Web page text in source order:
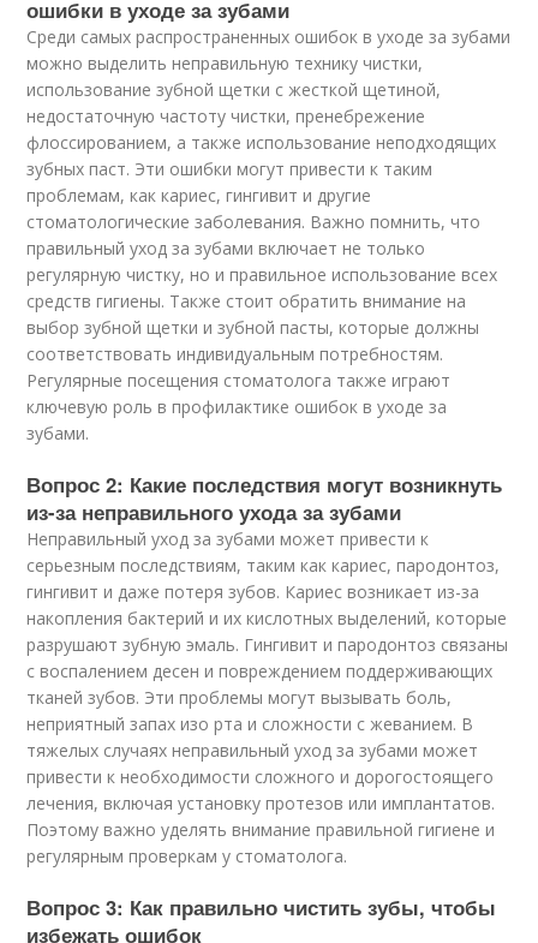
ошибки в уходе за зубами
Среди самых распространенных ошибок в уходе за зубами
можно выделить неправильную технику чистки,
использование зубной щетки с жесткой щетиной,
недостаточную частоту чистки, пренебрежение
флоссированием, а также использование неподходящих
зубных паст. Эти ошибки могут привести к таким
проблемам, как кариес, гингивит и другие
стоматологические заболевания. Важно помнить, что
правильный уход за зубами включает не только
регулярную чистку, но и правильное использование всех
средств гигиены. Также стоит обратить внимание на
выбор зубной щетки и зубной пасты, которые должны
соответствовать индивидуальным потребностям.
Регулярные посещения стоматолога также играют
ключевую роль в профилактике ошибок в уходе за
зубами.
Вопрос 2: Какие последствия могут возникнуть
из-за неправильного ухода за зубами
Неправильный уход за зубами может привести к
серьезным последствиям, таким как кариес, пародонтоз,
гингивит и даже потеря зубов. Кариес возникает из-за
накопления бактерий и их кислотных выделений, которые
разрушают зубную эмаль. Гингивит и пародонтоз связаны
с воспалением десен и повреждением поддерживающих
тканей зубов. Эти проблемы могут вызывать боль,
неприятный запах изо рта и сложности с жеванием. В
тяжелых случаях неправильный уход за зубами может
привести к необходимости сложного и дорогостоящего
лечения, включая установку протезов или имплантатов.
Поэтому важно уделять внимание правильной гигиене и
регулярным проверкам у стоматолога.
Вопрос 3: Как правильно чистить зубы, чтобы
избежать ошибок